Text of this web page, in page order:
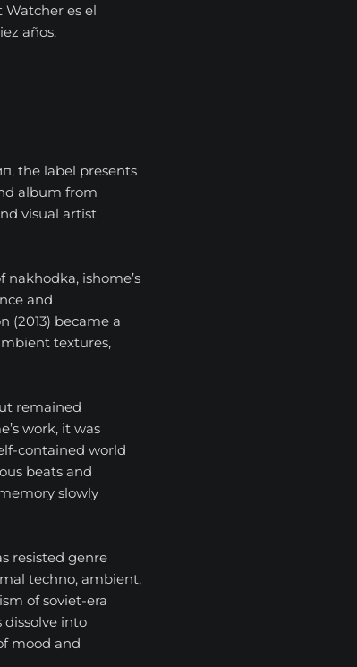
es el
años.
the label presents
album from
visual artist
ishome’s
and
(2013) became a
textures,
remained
work, it was
contained world
beats and
slowly
resisted genre
techno, ambient,
of soviet-era
dissolve into
mood and